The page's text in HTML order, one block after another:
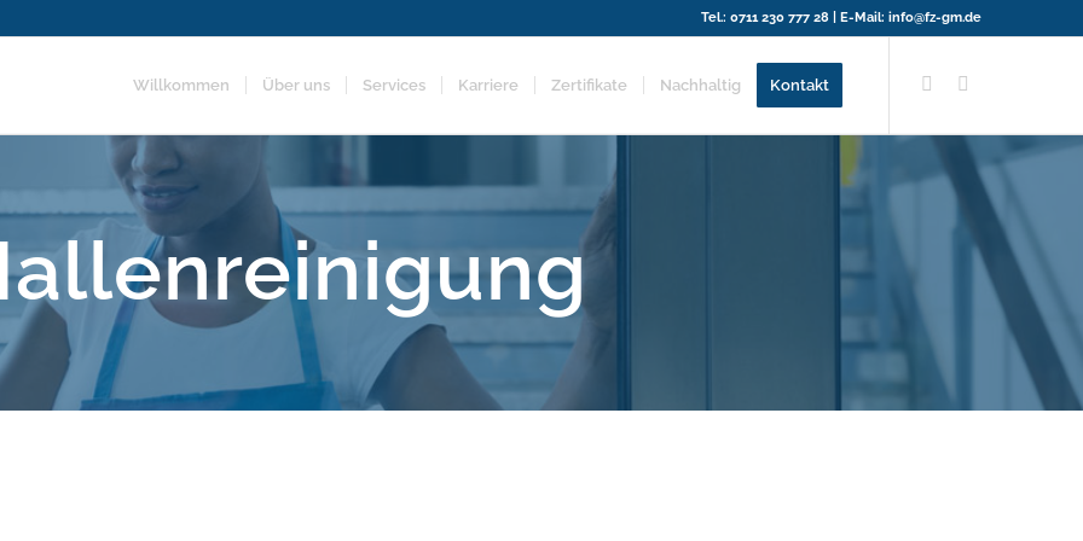
Tel.:0711 230 777 28 | E-Mail:info@fz-gm.de
Willkommen Über uns Services Karriere Zertifikate Nachhaltig Kontakt